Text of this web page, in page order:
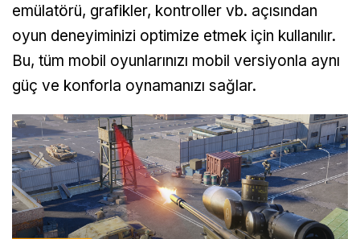
emülatörü, grafikler, kontroller vb. açısından
oyun deneyiminizi optimize etmek için kullanılır.
Bu, tüm mobil oyunlarınızı mobil versiyonla aynı
güç ve konforla oynamanızı sağlar.